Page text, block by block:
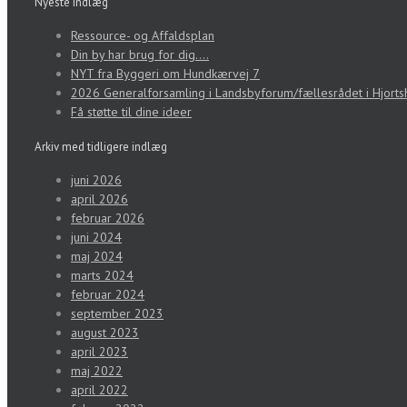
Ressource- og Affaldsplan
Din by har brug for dig….
NYT fra Byggeri om Hundkærvej 7
2026 Generalforsamling i Landsbyforum/fællesrådet i
Få støtte til dine ideer
Arkiv med tidligere indlæg
juni 2026
april 2026
februar 2026
juni 2024
maj 2024
marts 2024
februar 2024
september 2023
august 2023
april 2023
maj 2022
april 2022